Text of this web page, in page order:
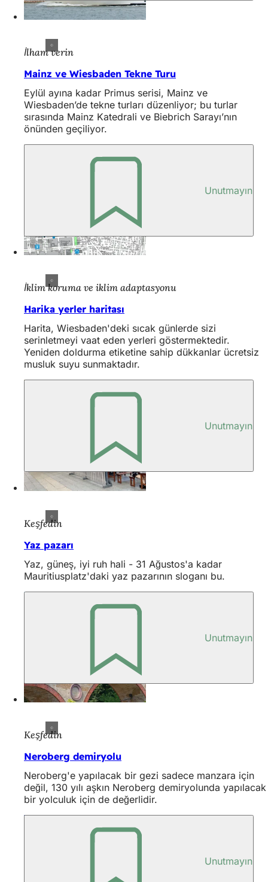
İlham verin
Mainz ve Wiesbaden Tekne Turu
Eylül ayına kadar Primus serisi, Mainz ve
Wiesbaden’de tekne turları düzenliyor; bu turlar
sırasında Mainz Katedrali ve Biebrich Sarayı’nın
önünden geçiliyor.
Unutmayın
İklim koruma ve iklim adaptasyonu
Harika yerler haritası
Harita, Wiesbaden'deki sıcak günlerde sizi
serinletmeyi vaat eden yerleri göstermektedir.
Yeniden doldurma etiketine sahip dükkanlar ücretsiz
musluk suyu sunmaktadır.
Unutmayın
Keşfedin
Yaz pazarı
Yaz, güneş, iyi ruh hali - 31 Ağustos'a kadar
Mauritiusplatz'daki yaz pazarının sloganı bu.
Unutmayın
Keşfedin
Neroberg demiryolu
Neroberg'e yapılacak bir gezi sadece manzara için
değil, 130 yılı aşkın Neroberg demiryolunda yapılacak
bir yolculuk için de değerlidir.
Unutmayın